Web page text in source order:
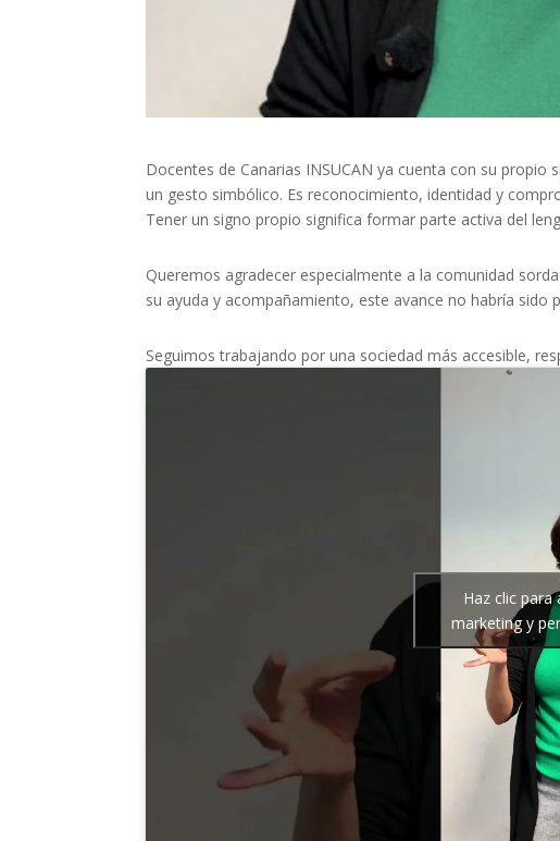
Docentes de Canarias INSUCAN ya cuenta con su
un gesto simbólico. Es reconocimiento, identidad y
Tener un signo propio significa formar parte activa del
Queremos agradecer especialmente a la comunidad
su ayuda y acompañamiento, este avance no habría sido
Seguimos trabajando por una sociedad más accesible,
Haz clic para
marketing y